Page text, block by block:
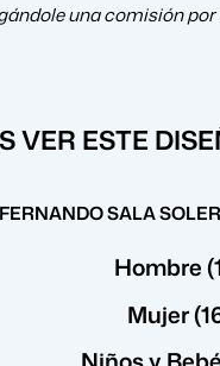
una comisión por
VER ESTE
SALA SOLER
Hombre
Mujer